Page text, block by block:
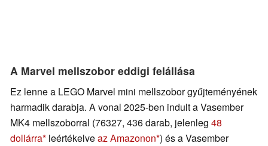
A Marvel mellszobor eddigi felállása
Ez lenne a LEGO Marvel mini mellszobor gyűjteményének
harmadik darabja. A vonal 2025-ben indult a Vasember
MK4 mellszoborral (76327, 436 darab, jelenleg 48
dollárra leértékelveaz Amazonon ) és a Vasember